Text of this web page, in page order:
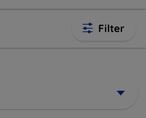
Filter